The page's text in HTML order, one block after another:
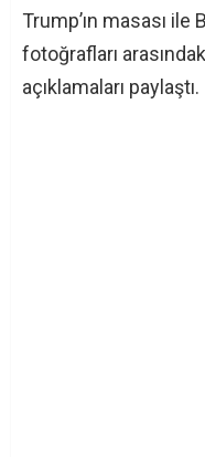
Trump’ın masası ile
fotoğrafları
açıklamaları paylaştı.